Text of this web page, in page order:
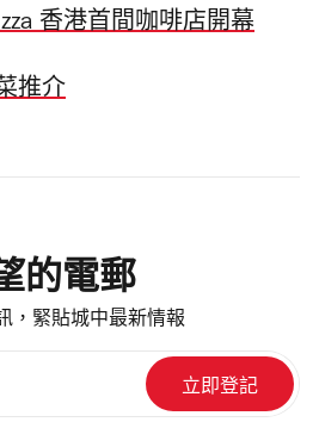
香港首間咖啡店開幕
推介
的電郵
，緊貼城中最新情報